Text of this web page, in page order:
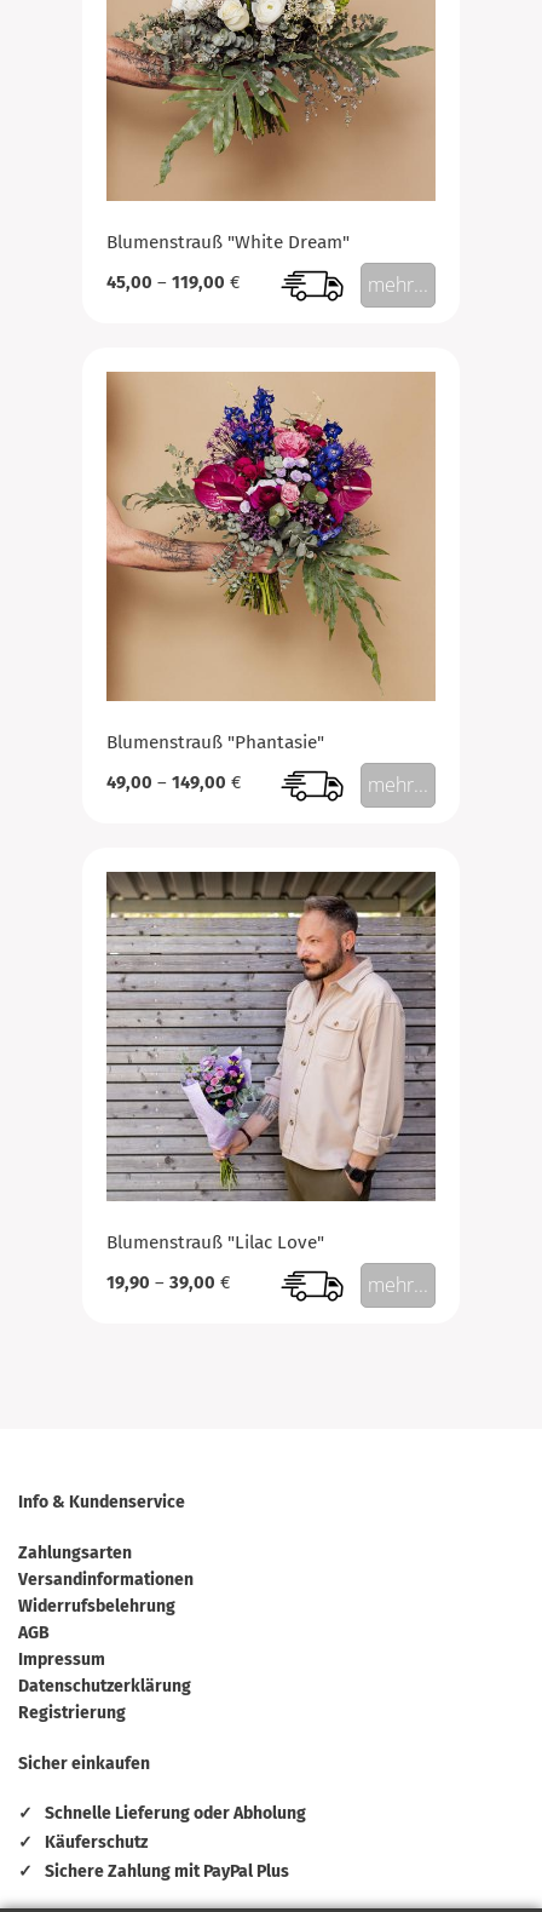
Blumenstrauß "White Dream"
45,00 – 119,00 € mehr...
Blumenstrauß "Phantasie"
49,00 – 149,00 € mehr...
Blumenstrauß "Lilac Love"
19,90 – 39,00 € mehr...
Info & Kundenservice
Zahlungsarten
Versandinformationen
Widerrufsbelehrung
AGB
Impressum
Datenschutzerklärung
Registrierung
Sicher einkaufen
✓
Schnelle Lieferung oder Abholung
✓
Käuferschutz
✓
Sichere Zahlung mit PayPal Plus